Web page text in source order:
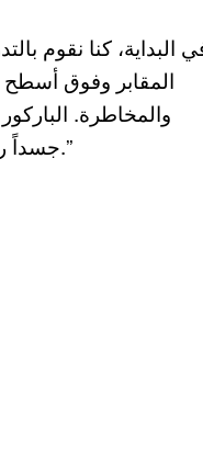
المقابر وفوق أسطح
والمخاطرة.
جسداً رياضياً، لكنه لا يفكر جيدًا بالحركة قبل القيام بها، لذلك قد يتعرض لإصابات خطيرة.”